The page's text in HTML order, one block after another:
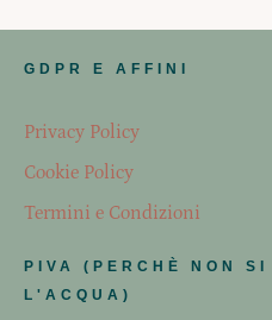
GDPR E AFFINI
Privacy Policy
Cookie Policy
Termini e Condizioni
PIVA (PERCHÈ NON SI
L'ACQUA)